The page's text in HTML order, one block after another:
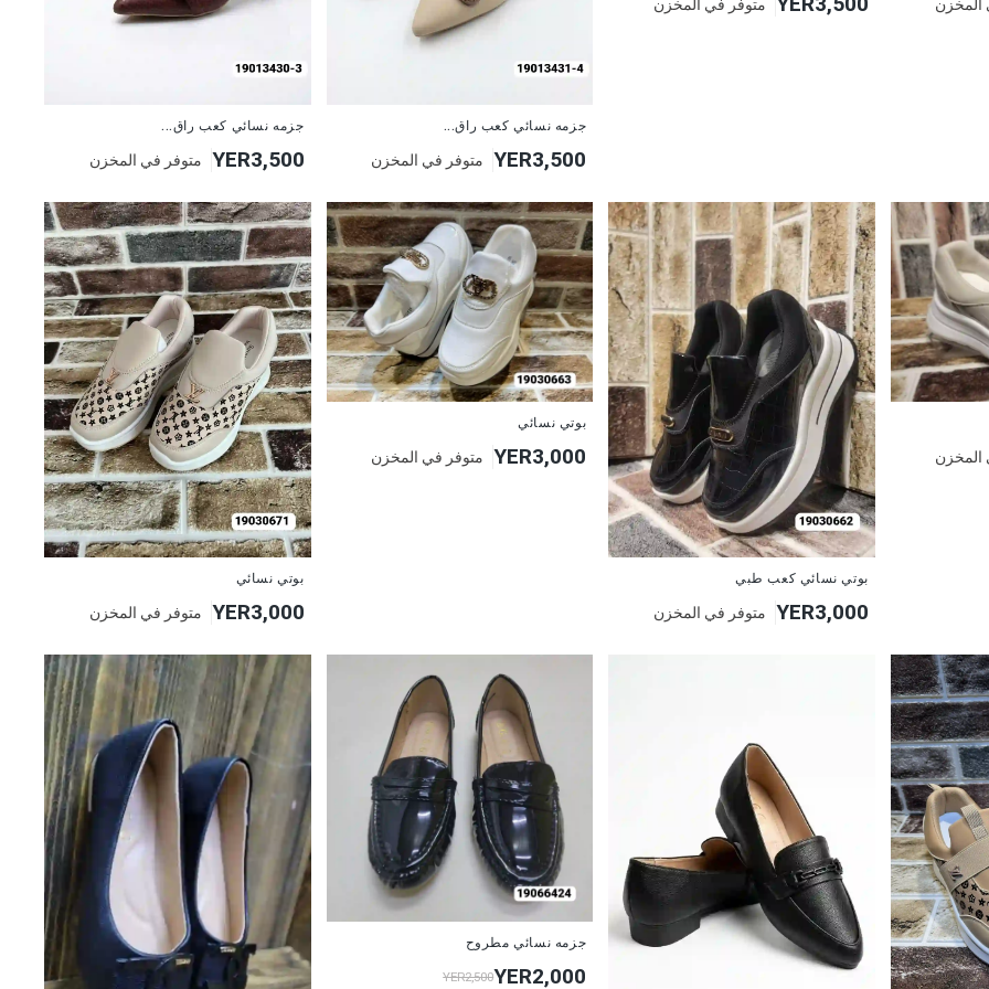
المخزن متوفر في المخزن
جزمه نسائي كعب راق...
YER3,500 متوفر في المخزن
جزمه نسائي كعب راق...
YER3,500 متوفر في المخزن
المخزن
بوتي نسائي كعب طبي
YER3,000 متوفر في المخزن
بوتي نسائي
YER3,000 متوفر في المخزن
بوتي نسائي
YER3,000 متوفر في المخزن
جزمه نسائي مطروح
YER2,000
YER2,500